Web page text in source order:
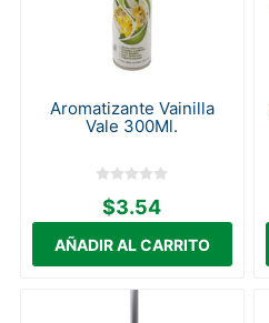
Aromatizante Vainilla
Vale 300Ml.
$3.54